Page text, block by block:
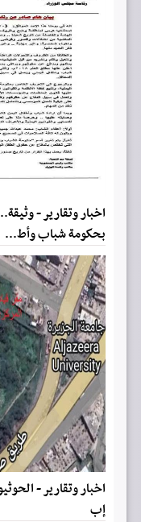
اخبار وتقارير -
بحكومة شباب وأط...
اخبار وتقارير -
إب